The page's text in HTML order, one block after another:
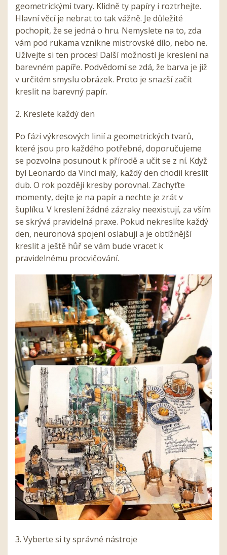
geometrickými tvary. Klidně ty papíry i roztrhejte.
Hlavní věcí je nebrat to tak vážně. Je důležité
pochopit, že se jedná o hru. Nemyslete na to, zda
vám pod rukama vznikne mistrovské dílo, nebo ne.
Užívejte si ten proces! Další možností je kreslení na
barevném papíře. Podvědomí se zdá, že barva je již
v určitém smyslu obrázek. Proto je snazší začít
kreslit na barevný papír.
2. Kreslete každý den
Po fázi výkresových linií a geometrických tvarů,
které jsou pro každého potřebné, doporučujeme
se pozvolna posunout k přírodě a učit se z ní. Když
byl Leonardo da Vinci malý, každý den chodil kreslit
dub. O rok později kresby porovnal. Zachyťte
momenty, dejte je na papír a nechte je zrát v
šuplíku. V kreslení žádné zázraky neexistují, za vším
se skrývá pravidelná praxe. Pokud nekreslíte každý
den, neuronová spojení oslabují a je obtížnější
kreslit a ještě hůř se vám bude vracet k
pravidelnému procvičování.
3. Vyberte si ty správné nástroje